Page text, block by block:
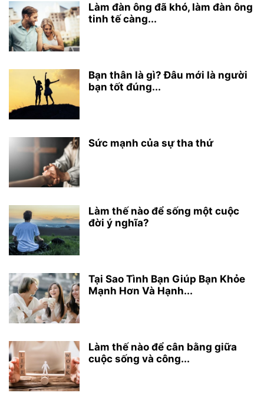
Làm đàn ông đã khó, làm đàn ông
tinh tế càng...
Bạn thân là gì? Đâu mới là người
bạn tốt đúng...
Sức mạnh của sự tha thứ
Làm thế nào để sống một cuộc
đời ý nghĩa?
Tại Sao Tình Bạn Giúp Bạn Khỏe
Mạnh Hơn Và Hạnh...
Làm thế nào để cân bằng giữa
cuộc sống và công...